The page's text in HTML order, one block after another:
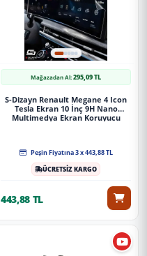
Mağazadan Al:295,09 TL
S-Dizayn Renault Megane 4 Icon
Tesla Ekran 10 İnç 9H Nano
Multimedya Ekran Koruyucu
Peşin Fiyatına 3 x 443,88 TL
ÜCRETSİZ KARGO
443,88 TL